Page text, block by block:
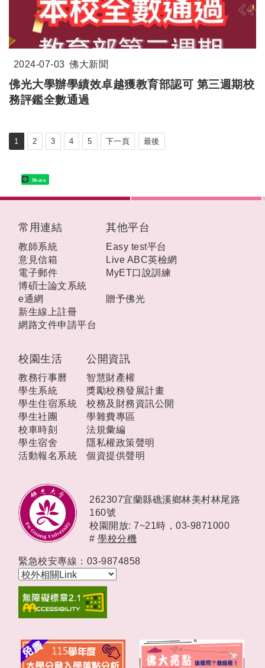
2024-07-03 佛大新聞
佛光大學辦學績效卓越獲教育部認可 第三週期校
務評鑑全數通過
1 2 3 4 5 下一頁 最後
Share
校園生活
教務行事曆
學生系統
學生住宿系統
學生社團
校車時刻
學生宿舍
活動報名系統
公開資訊
智慧財產權
獎勵校務發展計畫
校務及財務資訊公開
學雜費專區
法規彙編
隱私權政策聲明
個資提供聲明
常用連結
教師系統
意見信箱
電子郵件
博碩士論文系統
e通網
新生線上註冊
網路文件申請平台
其他平台
Easy test平台
Live ABC英檢網
MyET口說訓練
贈予佛光
262307宜蘭縣礁溪鄉林美村林尾路
160號
校園開放: 7~21時， 03-9871000
# 學校分機
緊急校安專線：03-9874858